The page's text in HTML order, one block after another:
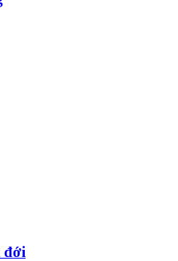
đới